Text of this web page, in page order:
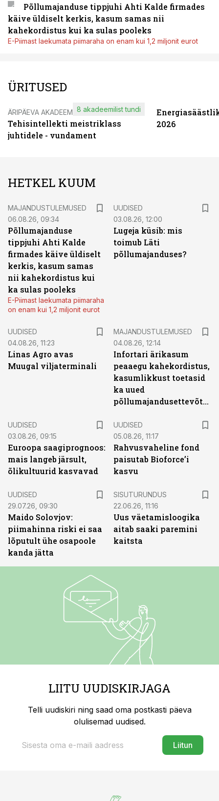
Põllumajanduse tippjuhi Ahti Kalde firmades
käive üldiselt kerkis, kasum samas nii
kahekordistus kui ka sulas pooleks
E-Piimast laekumata piimaraha on enam kui 1,2 miljonit eurot
ÜRITUSED
ÄRIPÄEVA AKADEEMIA
Tehisintellekti meistriklass
juhtidele - vundament
8 akadeemilist tundi
2026
HETKEL KUUM
MAJANDUSTULEMUSED
06.08.26, 09:34
Põllumajanduse
tippjuhi Ahti Kalde
firmades käive üldiselt
kerkis, kasum samas
nii kahekordistus kui
ka sulas pooleks
E-Piimast laekumata piimaraha
on enam kui 1,2 miljonit eurot
UUDISED
03.08.26, 12:00
Lugeja küsib: mis
toimub Läti
põllumajanduses?
UUDISED
04.08.26, 11:23
Linas Agro avas
Muugal viljaterminali
MAJANDUSTULEMUSED
04.08.26, 12:14
Infortari ärikasum
peaaegu kahekordistus,
kasumlikkust toetasid
ka uued
põllumajandusettevõtted
UUDISED
03.08.26, 09:15
Euroopa saagiprognoos:
mais langeb järsult,
õlikultuurid kasvavad
UUDISED
05.08.26, 11:17
Rahvusvaheline fond
paisutab Bioforce’i
kasvu
UUDISED
29.07.26, 09:30
Maido Solovjov:
piimahinna riski ei saa
lõputult ühe osapoole
kanda jätta
SISUTURUNDUS
22.06.26, 11:16
Uus väetamisloogika
aitab saaki paremini
kaitsta
LIITU UUDISKIRJAGA
Telli uudiskiri ning saad oma postkasti päeva
olulisemad uudised.
Liitun